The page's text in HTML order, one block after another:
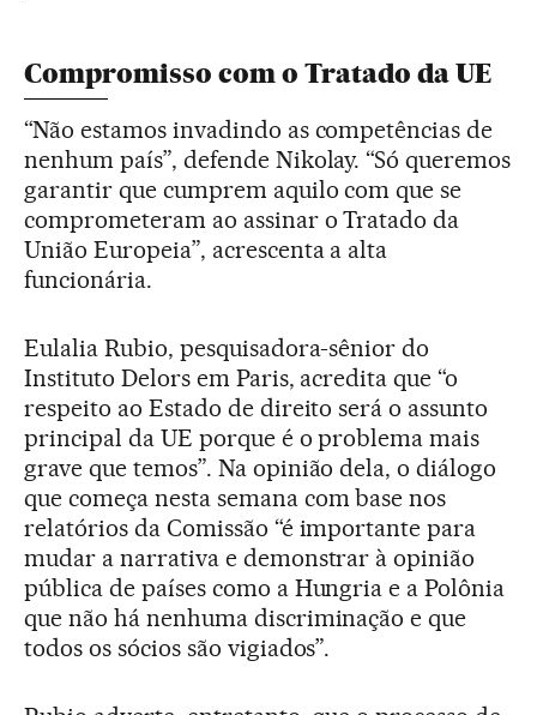
Compromisso com o Tratado da UE
“Não estamos invadindo as competências de
nenhum país”, defende Nikolay. “Só queremos
garantir que cumprem aquilo com que se
comprometeram ao assinar o Tratado da
União Europeia”, acrescenta a alta
funcionária.
Eulalia Rubio, pesquisadora-sênior do
Instituto Delors em Paris, acredita que “o
respeito ao Estado de direito será o assunto
principal da UE porque é o problema mais
grave que temos”. Na opinião dela, o diálogo
que começa nesta semana com base nos
relatórios da Comissão “é importante para
mudar a narrativa e demonstrar à opinião
pública de países como a Hungria e a Polônia
que não há nenhuma discriminação e que
todos os sócios são vigiados”.